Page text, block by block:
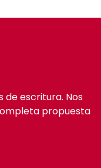
de escritura. Nos
propuesta